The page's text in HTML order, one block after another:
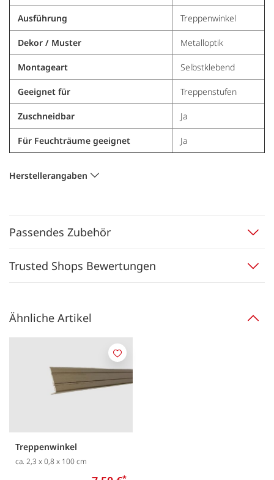
Ausführung Treppenwinkel
Dekor / Muster Metalloptik
Montageart Selbstklebend
Geeignet für Treppenstufen
Zuschneidbar Ja
Für Feuchträume geeignet Ja
Herstellerangaben
Passendes Zubehör
Trusted Shops Bewertungen
Ähnliche Artikel
Treppenwinkel
ca. 2,3 x 0,8 x 100 cm
Merken